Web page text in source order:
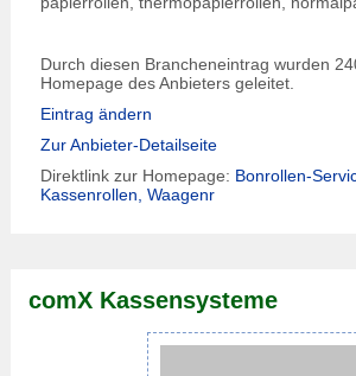
Durch diesen Brancheneintrag wurden
Homepage des Anbieters geleitet.
Eintrag ändern
Zur Anbieter-Detailseite
Direktlink zur Homepage: Bonrollen-
Kassenrollen, Waagenr
comX Kassensysteme